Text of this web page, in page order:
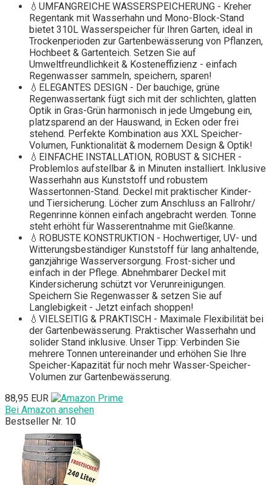
💧UMFANGREICHE WASSERSPEICHERUNG - Kreher
Regentank mit Wasserhahn und Mono-Block-Stand
bietet 310L Wasserspeicher für Ihren Garten, ideal in
Trockenperioden zur Gartenbewässerung von Pflanzen,
Hochbeet & Gartenteich. Setzen Sie auf
Umweltfreundlichkeit & Kosteneffizienz - einfach
Regenwasser sammeln, speichern, sparen!
💧ELEGANTES DESIGN - Der bauchige, grüne
Regenwassertank fügt sich mit der schlichten, glatten
Optik in Gras-Grün harmonisch in jede Umgebung ein,
platzsparend an der Hauswand, in Ecken oder frei
stehend. Perfekte Kombination aus XXL Speicher-
Volumen, Funktionalität & modernem Design & Optik!
💧EINFACHE INSTALLATION, ROBUST & SICHER -
Problemlos aufstellbar & in Minuten installiert. Inklusive
Wasserhahn aus Kunststoff und robustem
Wassertonnen-Stand. Deckel mit praktischer Kinder-
und Tiersicherung. Löcher zum Anschluss an Fallrohr/
Regenrinne können einfach angebracht werden. Tonne
steht erhöht für Wasserentnahme mit Gießkanne.
💧ROBUSTE KONSTRUKTION - Hochwertiger, UV- und
Witterungsbeständiger Kunststoff für lang anhaltende,
ganzjährige Wasserversorgung. Frost-sicher und
einfach in der Pflege. Abnehmbarer Deckel mit
Kindersicherung schützt vor Verunreinigungen.
Speichern Sie Regenwasser & setzen Sie auf
Langlebigkeit - Jetzt einfach shoppen!
💧VIELSEITIG & PRAKTISCH - Maximale Flexibilität bei
der Gartenbewässerung. Praktischer Wasserhahn und
solider Stand inklusive. Unser Tipp: Verbinden Sie
mehrere Tonnen untereinander und erhöhen Sie Ihre
Speicher-Kapazität für noch mehr Wasser-Speicher-
Volumen zur Gartenbewässerung.
88,95 EUR
Bei Amazon ansehen
Bestseller Nr. 10